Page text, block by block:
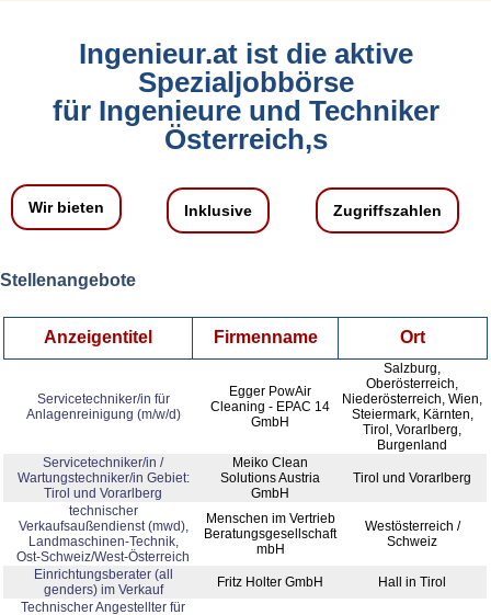
Ingenieur.at ist die aktive
Spezialjobbörse
für Ingenieure und Techniker
Österreich,s
Wir bieten Inklusive Zugriffszahlen
Stellenangebote
Anzeigentitel Firmenname Ort
Servicetechniker/in für
Anlagenreinigung (m/w/d)
Egger PowAir
Cleaning - EPAC 14
GmbH
Salzburg,
Oberösterreich,
Niederösterreich, Wien,
Steiermark, Kärnten,
Tirol, Vorarlberg,
Burgenland
Servicetechniker/in /
Wartungstechniker/in Gebiet:
Tirol und Vorarlberg
Meiko Clean
Solutions Austria
GmbH
Tirol und Vorarlberg
technischer
Verkaufsaußendienst (mwd),
Landmaschinen-Technik,
Ost-Schweiz/West-Österreich
Menschen im Vertrieb
Beratungsgesellschaft
mbH
Westösterreich /
Schweiz
Einrichtungsberater (all
genders) im Verkauf
Fritz Holter GmbH
Hall in Tirol
Technischer Angestellter für